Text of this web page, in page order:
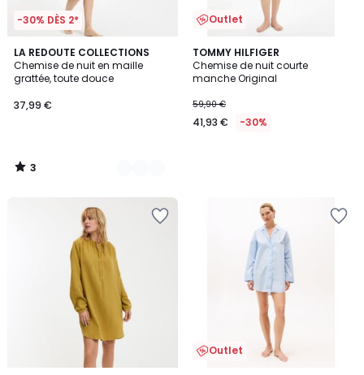
-30% DÈS 2*
LA REDOUTE COLLECTIONS
Chemise de nuit en maille
grattée, toute douce
37,99 €
3
/
5
2
Couleurs
3
/
Outlet
TOMMY HILFIGER
Chemise de nuit courte
manche Original
59,90 €
41,93 € -30%
Outlet